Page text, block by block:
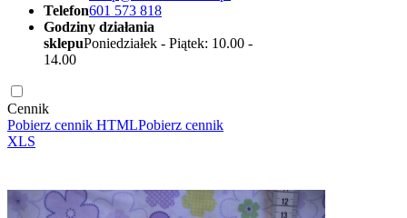
Telefon601 573 818
Godziny działania
sklepuPoniedziałek - Piątek: 10.00 -
14.00
Cennik
Pobierz cennik HTMLPobierz cennik
XLS